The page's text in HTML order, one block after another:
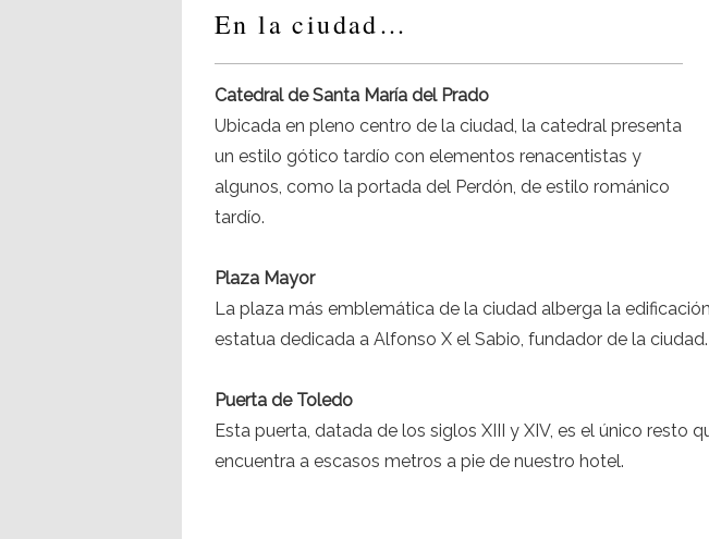
En la ciudad…
Catedral de Santa María del Prado
Ubicada en pleno centro de la ciudad, la catedral presenta
un estilo gótico tardío con elementos renacentistas y
algunos, como la portada del Perdón, de estilo románico
tardío.
Plaza Mayor
La plaza más emblemática de la ciudad alberga la
estatua dedicada a Alfonso X el Sabio, fundador de la ciudad.
Puerta de Toledo
Esta puerta, datada de los siglos XIII y XIV, es el único resto
encuentra a escasos metros a pie de nuestro hotel.